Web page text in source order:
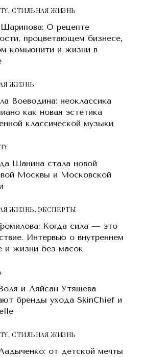
,СТИЛЬНАЯ ЖИЗНЬ
Шарипова: О рецепте
процветающем бизнесе,
комьюнити и жизни в
ЖИЗНЬ
Воеводина: неоклассика
как новая эстетика
классической музыки
Шанина стала новой
Москвы и Московской
ЖИЗНЬ, ЭКСПЕРТЫ
Когда сила — это
Интервью о внутреннем
и жизни без масок
и Ляйсан Утяшева
бренды ухода SkinChief и
,СТИЛЬНАЯ ЖИЗНЬ
от детской мечты